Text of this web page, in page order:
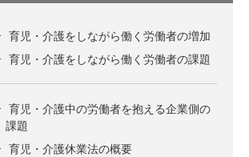
育児・介護をしながら働く労働者の増加
育児・介護をしながら働く労働者の課題
育児・介護中の労働者を抱える企業側の
課題
育児・介護休業法の概要